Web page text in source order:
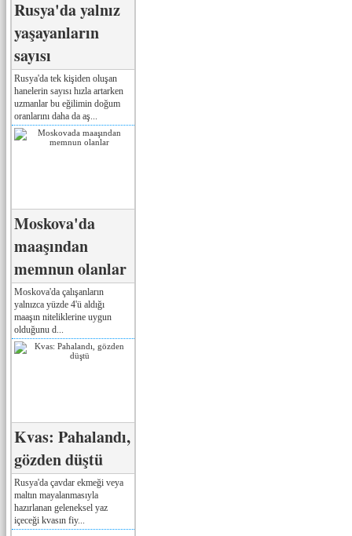
Rusya'da yalnız
yaşayanların
sayısı
Rusya'da tek kişiden oluşan
hanelerin sayısı hızla artarken
uzmanlar bu eğilimin doğum
oranlarını daha da aş...
Moskova'da
maaşından
memnun olanlar
Moskova'da çalışanların
yalnızca yüzde 4'ü aldığı
maaşın niteliklerine uygun
olduğunu d...
Kvas: Pahalandı,
gözden düştü
Rusya'da çavdar ekmeği veya
maltın mayalanmasıyla
hazırlanan geleneksel yaz
içeceği kvasın fiy...